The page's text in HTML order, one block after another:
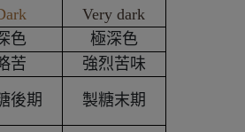
Very dark
色
極深色
苦
強烈苦味
後期 製糖末期